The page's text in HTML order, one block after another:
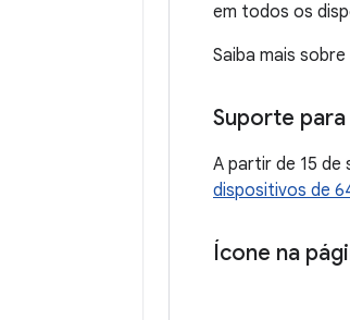
em todos os
Saiba mais
Suporte
A partir de 15
dispositivos de
Ícone na